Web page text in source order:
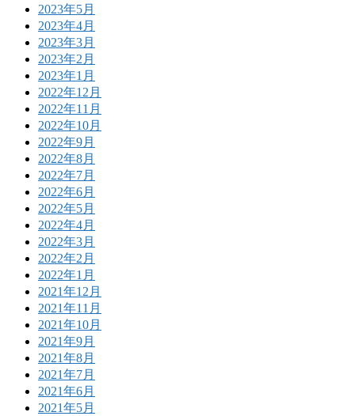
2023年5月
2023年4月
2023年3月
2023年2月
2023年1月
2022年12月
2022年11月
2022年10月
2022年9月
2022年8月
2022年7月
2022年6月
2022年5月
2022年4月
2022年3月
2022年2月
2022年1月
2021年12月
2021年11月
2021年10月
2021年9月
2021年8月
2021年7月
2021年6月
2021年5月